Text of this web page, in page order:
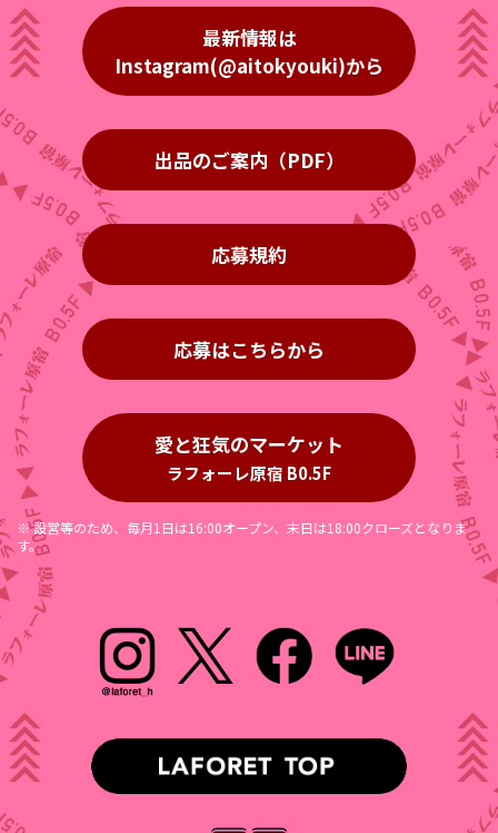
最新情報は
Instagram(@aitokyouki)から
出品のご案内（PDF）
応募規約
応募はこちらから
愛と狂気のマーケット
ラフォーレ原宿 B0.5F
※ 設営等のため、毎月1日は16:00オープン、末日は18:00クローズとなりま
す。